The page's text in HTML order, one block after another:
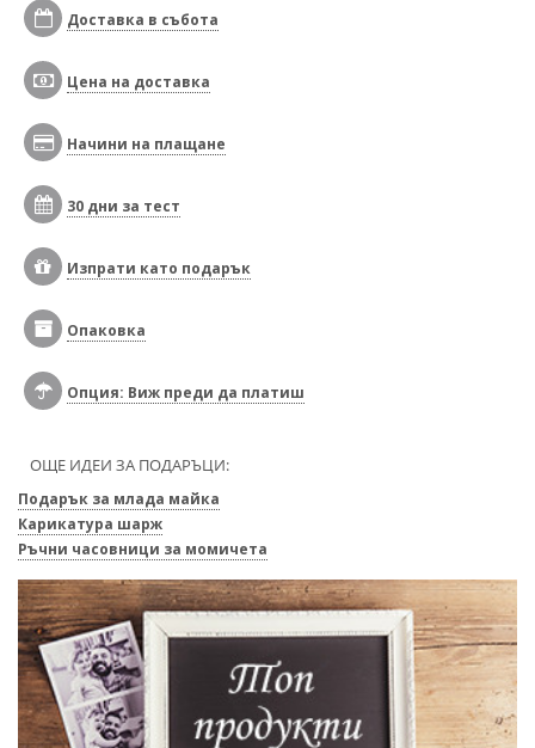
Доставка в събота
Цена на доставка
Начини на плащане
30 дни за тест
Изпрати като подарък
Опаковка
Опция: Виж преди да платиш
ОЩЕ ИДЕИ ЗА ПОДАРЪЦИ:
Подарък за млада майка
Карикатура шарж
Ръчни часовници за момичета